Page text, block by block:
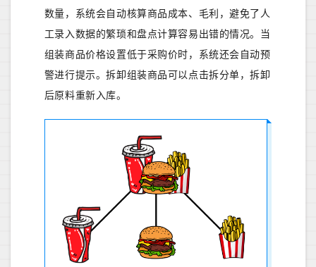
数量，系统会自动核算商品成本、毛利，避免了人
工录入数据的繁琐和盘点计算容易出错的情况。当
组装商品价格设置低于采购价时，系统还会自动预
警进行提示。拆卸组装商品可以点击拆分单，拆卸
后原料重新入库。